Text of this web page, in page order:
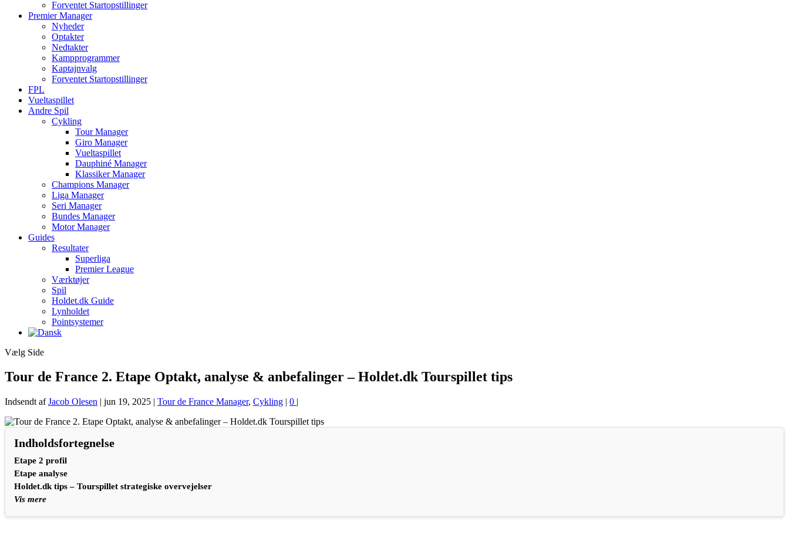
Forventet Startopstillinger
Premier Manager
Nyheder
Optakter
Nedtakter
Kampprogrammer
Kaptajnvalg
Forventet Startopstillinger
FPL
Vueltaspillet
Andre Spil
Cykling
Tour Manager
Giro Manager
Vueltaspillet
Dauphiné Manager
Klassiker Manager
Champions Manager
Liga Manager
Seri Manager
Bundes Manager
Motor Manager
Guides
Resultater
Superliga
Premier League
Værktøjer
Spil
Holdet.dk Guide
Lynholdet
Pointsystemer
Vælg Side
Tour de France 2. Etape Optakt, analyse & anbefalinger – Holdet.dk Tourspillet tips
Indsendt afJacob Olesen | jun 19, 2025 | Tour de France Manager, Cykling | 0 |
Indholdsfortegnelse
Etape 2 profil
Etape analyse
Holdet.dk tips – Tourspillet strategiske overvejelser
Vis mere